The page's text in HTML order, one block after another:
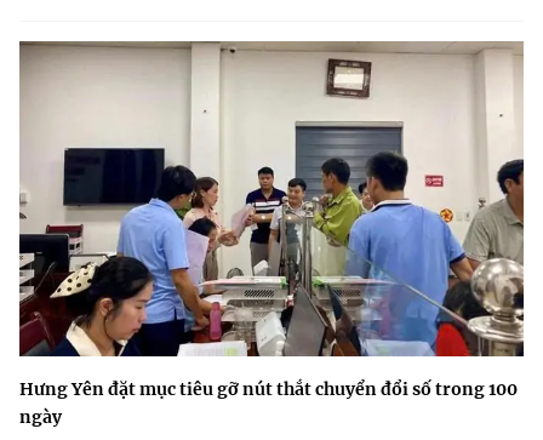
Hưng Yên đặt mục tiêu gỡ nút thắt chuyển đổi số trong 100
ngày